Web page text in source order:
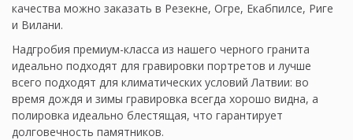
качества можно заказать в Резекне, Огре, Екабпилсе, Риге
и Вилани.
Надгробия премиум-класса из нашего черного гранита
идеально подходят для гравировки портретов и лучше
всего подходят для климатических условий Латвии: во
время дождя и зимы гравировка всегда хорошо видна, а
полировка идеально блестящая, что гарантирует
долговечность памятников.